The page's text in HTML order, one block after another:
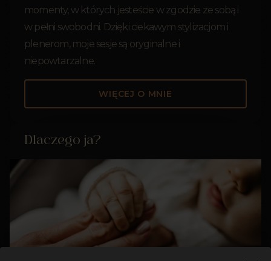
momenty, w których jesteście w zgodzie ze sobą i
w pełni swobodni. Dzięki ciekawym stylizacjom i
plenerom, moje sesje są oryginalne i
niepowtarzalne.
WIĘCEJ O MNIE
Dlaczego ja?